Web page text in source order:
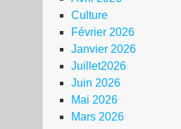
Culture
Février 2026
Janvier 2026
Juillet2026
Juin 2026
Mai 2026
Mars 2026